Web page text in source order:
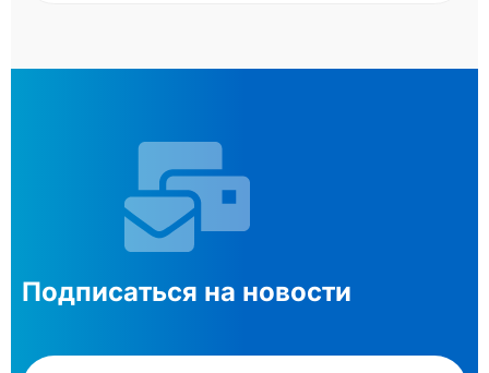
Подписаться на новости